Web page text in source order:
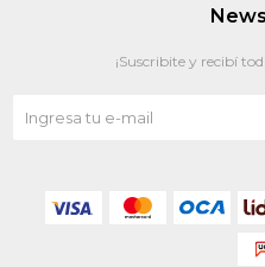
¡Suscribite y recibí